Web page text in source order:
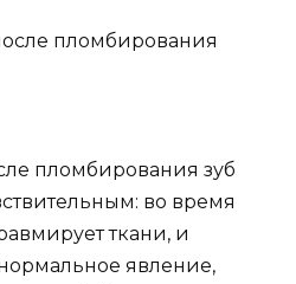
пломбирования
пломбирования зуб
во время
ткани, и
явление,